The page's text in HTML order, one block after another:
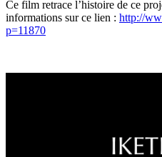
Ce film retrace l’histoire de ce
informations sur ce lien : http://
p=11870